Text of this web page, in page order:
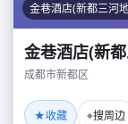
金巷酒店(新都三河
金巷酒店(新
成都市新都区
★收藏 ⌖搜周边